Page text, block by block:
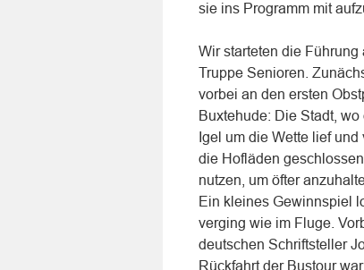
sie ins Programm mit
Wir starteten die
Truppe Senioren.
vorbei an den ersten
Buxtehude: Die Stadt,
Igel um die Wette lief
die Hofläden
nutzen, um öfter
Ein kleines Gewinnspiel
verging wie im Fluge.
deutschen Schriftsteller
Rückfahrt der Bustour